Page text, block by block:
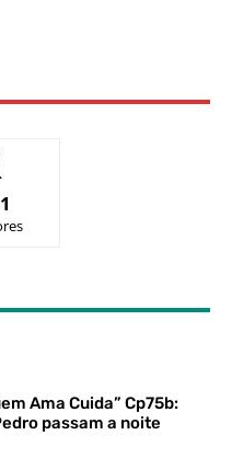
Ama Cuida” Cp75b:
passam a noite